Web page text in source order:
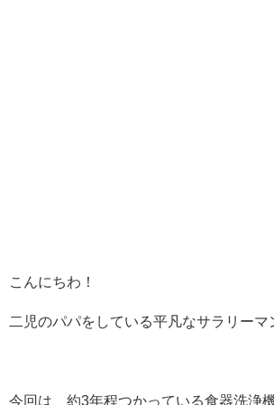
こんにちわ！
二児のパパをしている平凡なサラリーマ
今回は、約3年程つかっている食器洗